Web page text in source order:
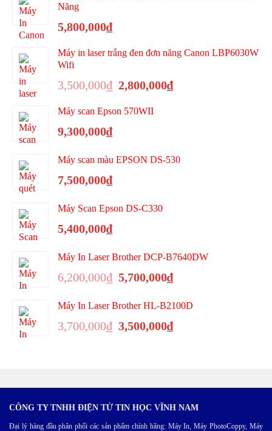
Năng
5,800,000₫
Máy in laser trắng đen đơn năng Canon LBP6030W
Wifi
3,500,000₫
Giá
gốc
là:
2,800,000₫Giá
hiện
Máy scan Epson 570WII
9,300,000₫
Máy scan màu EPSON DS-530
7,500,000₫
Máy Scan Epson DS-C330
5,400,000₫
Máy In Laser Brother DCP-B7640DW
6,200,000₫
Giá
gốc
6,200,000₫.
5,700,000₫Giá
hiện
là:
5,700,000₫.
Máy In Laser Brother HL-B2100D
3,700,000₫
Giá
gốc
3,500,000₫Giá
hiện
CÔNG TY TNHH ĐIỆN TỬ TIN HỌC VĨNH NAM
Đại lý hàng đầu phân phối các sản phẩm chính hãng: Máy In, Máy PhotoCoppy, Máy